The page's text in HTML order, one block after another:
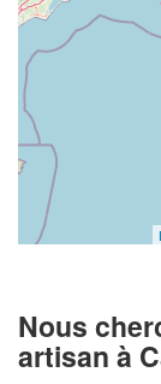
Nous
artisan à